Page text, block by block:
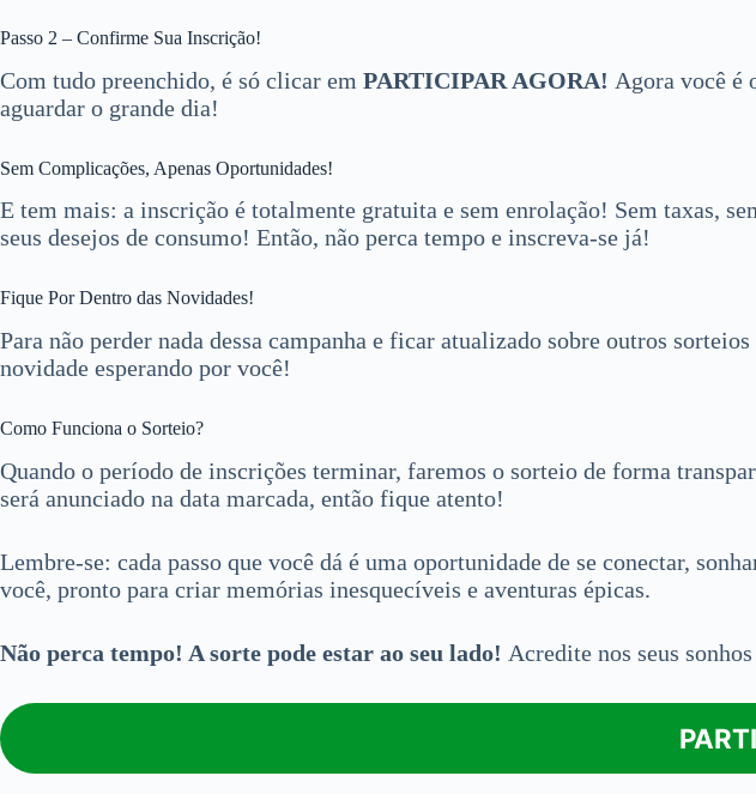
Passo 2 – Confirme Sua Inscrição!
Com tudo preenchido, é só clicar em PARTICIPAR AGORA! Agora você é
aguardar o grande dia!
Sem Complicações, Apenas Oportunidades!
E tem mais: a inscrição é totalmente gratuita e sem enrolação! Sem taxas,
seus desejos de consumo! Então, não perca tempo e inscreva-se já!
Fique Por Dentro das Novidades!
Para não perder nada dessa campanha e ficar atualizado sobre outros
novidade esperando por você!
Como Funciona o Sorteio?
Quando o período de inscrições terminar, faremos o sorteio de forma
será anunciado na data marcada, então fique atento!
Lembre-se: cada passo que você dá é uma oportunidade de se conectar,
você, pronto para criar memórias inesquecíveis e aventuras épicas.
Não perca tempo! A sorte pode estar ao seu lado! Acredite nos seus